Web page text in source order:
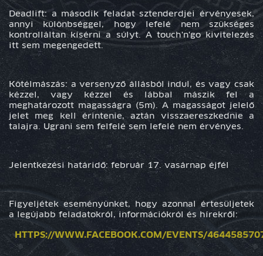
Deadlift: a második feladat sztenderdjei érvényesek,
annyi különbséggel, hogy lefelé nem szükséges
kontrolláltan kísérni a súlyt. A touch'n'go kivitelezés
itt sem megengedett.
Kötélmászás: a versenyző állásból indul, és vagy csak
kézzel, vagy kézzel és lábbal mászik fel a
meghatározott magasságra (5m). A magasságot jelelő
jelet meg kell érintenie, aztán visszaereszkednie a
talajra. Ugrani sem felfelé sem lefelé nem érvényes.
Jelentkezési határidő: február 17. vasárnap éjfél
Figyeljétek eseményünket, hogy azonnal értesüljetek
a legújabb feladatokról, információkról és hírekről:
HTTPS://WWW.FACEBOOK.COM/EVENTS/